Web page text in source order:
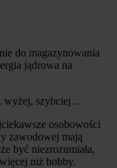
do magazynowania
jądrowa na
wyżej, szybciej…
osobowości
zawodowej mają
być niezrozumiała,
niż hobby.